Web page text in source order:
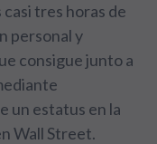
tres horas de
personal y
consigue junto a
un estatus en la
Wall Street.